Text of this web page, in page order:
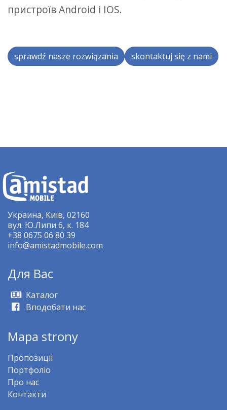
пристроїв Android і IOS.
sprawdź nasze rozwiązania skontaktuj się z nami
Украина, Київ, 02160
вул. Ю.Липи 6, к. 184
+38 0675 06 80 39
info@amistadmobile.com
Для Bас
Kаталог
Вподобати нас
Mapa strony
Пропозиції
Портфоліо
Про нас
Контакти